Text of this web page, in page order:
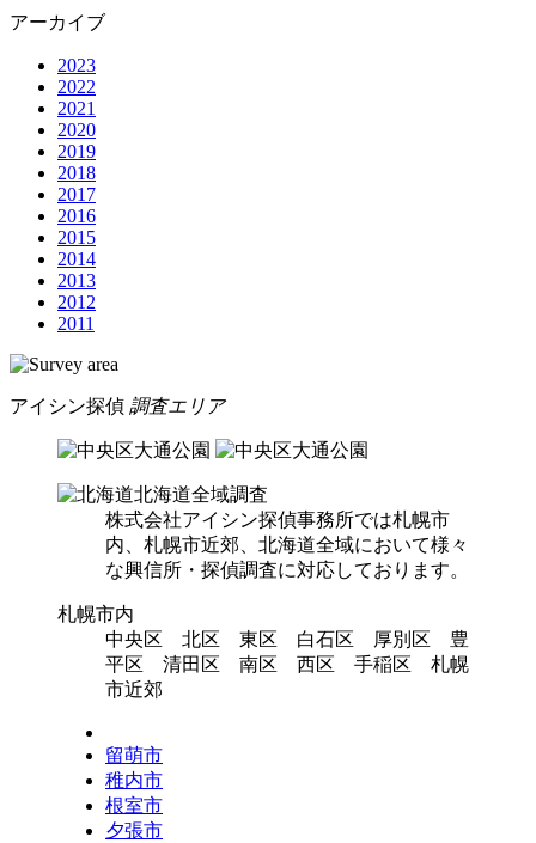
アーカイブ
2023
2022
2021
2020
2019
2018
2017
2016
2015
2014
2013
2012
2011
アイシン探偵 調査エリア
北海道全域調査
株式会社アイシン探偵事務所では札幌市
内、札幌市近郊、北海道全域において様々
な興信所・探偵調査に対応しております。
札幌市内
中央区 北区 東区 白石区 厚別区 豊
平区 清田区 南区 西区 手稲区 札幌
市近郊
留萌市
稚内市
根室市
夕張市